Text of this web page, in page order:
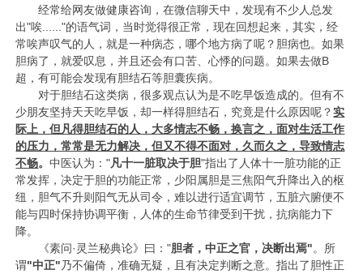
经常给网友做健康咨询，在微信聊天中，发现有不少人总发
出"唉......"的语气词，当时觉得很正常，现在回想起来，其实，经
常唉声叹气的人，就是一种病态，哪个地方病了呢？胆病也。如果
胆病了，就爱叹息，并且还会有口苦、心悸的问题。如果去做B
超，有可能会发现有胆结石等胆囊疾病。
对于胆结石这类病，很多观点认为是不吃早饭造成的。但有不
少朋友坚持天天吃早饭，却一样得胆结石，究竟是什么原因呢？实
际上，但凡得胆结石的人，大多情志不畅，换言之，面对生活工作
的压力，常常是无力解决，但又不得不面对，久而久之，导致情志
不畅。中医认为："凡十一脏取决于胆"指出了人体十一脏功能的正
常发挥，决定于胆的功能正常，少阳属胆是三焦阳气升降出入的枢
纽，胆气不升则阳气无从司令，难以进行适宜调节，五脏六腑便不
能与四时保持协调平衡，人体的生命节律受到干扰，抗病能力下
降。
《素问·灵兰秘典论》曰："胆者 ，中正之官，决断出焉"。所
谓"中正"乃不偏倚，准确无疑，且有决定判断之意。指出了胆性正